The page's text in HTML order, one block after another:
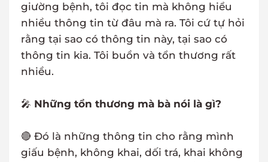
giường bệnh, tôi đọc tin mà không hiểu
nhiều thông tin từ đâu mà ra. Tôi cứ tự hỏi
rằng tại sao có thông tin này, tại sao có
thông tin kia. Tôi buồn và tổn thương rất
nhiều.
🎤 Những tổn thương mà bà nói là gì?
🔴 Đó là những thông tin cho rằng mình
giấu bệnh, không khai, dối trá, khai không